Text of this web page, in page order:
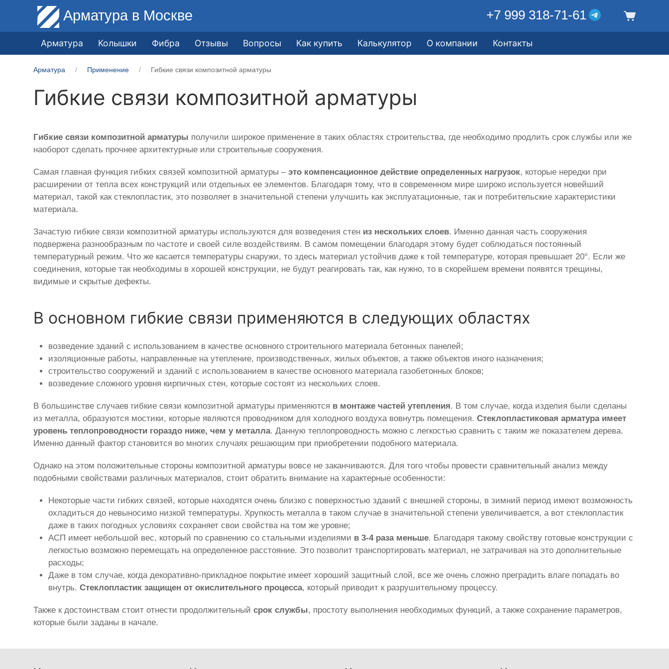
Арматура в Москве +7 999 318-71-61
Арматура Колышки Фибра Отзывы Вопросы Как купить Калькулятор О компании Контакты
Арматура Применение Гибкие связи композитной арматуры
Гибкие связи композитной арматуры
Гибкие связи композитной арматуры получили широкое применение в таких областях строительства, где необходимо продлить срок службы или же
наоборот сделать прочнее архитектурные или строительные сооружения.
Самая главная функция гибких связей композитной арматуры –это компенсационное действие определенных нагрузок, которые нередки при
расширении от тепла всех конструкций или отдельных ее элементов. Благодаря тому, что в современном мире широко используется новейший
материал, такой как стеклопластик, это позволяет в значительной степени улучшить как эксплуатационные, так и потребительские характеристики
материала.
Зачастую гибкие связи композитной арматуры используются для возведения стен из нескольких слоев. Именно данная часть сооружения
подвержена разнообразным по частоте и своей силе воздействиям. В самом помещении благодаря этому будет соблюдаться постоянный
температурный режим. Что же касается температуры снаружи, то здесь материал устойчив даже к той температуре, которая превышает 20°. Если же
соединения, которые так необходимы в хорошей конструкции, не будут реагировать так, как нужно, то в скорейшем времени появятся трещины,
видимые и скрытые дефекты.
В основном гибкие связи применяются в следующих областях
возведение зданий с использованием в качестве основного строительного материала бетонных панелей;
изоляционные работы, направленные на утепление, производственных, жилых объектов, а также объектов иного назначения;
строительство сооружений и зданий с использованием в качестве основного материала газобетонных блоков;
возведение сложного уровня кирпичных стен, которые состоят из нескольких слоев.
В большинстве случаев гибкие связи композитной арматуры применяются в монтаже частей утепления. В том случае, когда изделия были сделаны
из металла, образуются мостики, которые являются проводником для холодного воздуха вовнутрь помещения.Стеклопластиковая арматура имеет
уровень теплопроводности гораздо ниже, чем у металла. Данную теплопроводность можно с легкостью сравнить с таким же показателем дерева.
Именно данный фактор становится во многих случаях решающим при приобретении подобного материала.
Однако на этом положительные стороны композитной арматуры вовсе не заканчиваются. Для того чтобы провести сравнительный анализ между
подобными свойствами различных материалов, стоит обратить внимание на характерные особенности:
Некоторые части гибких связей, которые находятся очень близко с поверхностью зданий с внешней стороны, в зимний период имеют возможность
охладиться до невыносимо низкой температуры. Хрупкость металла в таком случае в значительной степени увеличивается, а вот стеклопластик
даже в таких погодных условиях сохраняет свои свойства на том же уровне;
АСП имеет небольшой вес, который по сравнению со стальными изделиями в 3-4 раза меньше. Благодаря такому свойству готовые конструкции с
легкостью возможно перемещать на определенное расстояние. Это позволит транспортировать материал, не затрачивая на это дополнительные
расходы;
Даже в том случае, когда декоративно-прикладное покрытие имеет хороший защитный слой, все же очень сложно преградить влаге попадать во
внутрь.Стеклопластик защищен от окислительного процесса, который приводит к разрушительному процессу.
Также к достоинствам стоит отнести продолжительныйсрок службы, простоту выполнения необходимых функций, а также сохранение параметров,
которые были заданы в начале.